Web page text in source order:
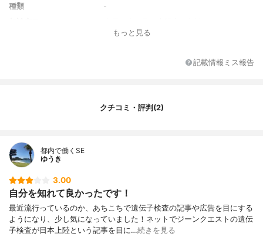
種類
-
30日
もっと見る
記載情報ミス報告
クチコミ・評判(2)
都内で働くSE
ゆうき
3.00
自分を知れて良かったです！
最近流行っているのか、あちこちで遺伝子検査の記事や広告を目にする
ようになり、少し気になっていました！ネットでジーンクエストの遺伝
子検査が日本上陸という記事を目に…続きを見る